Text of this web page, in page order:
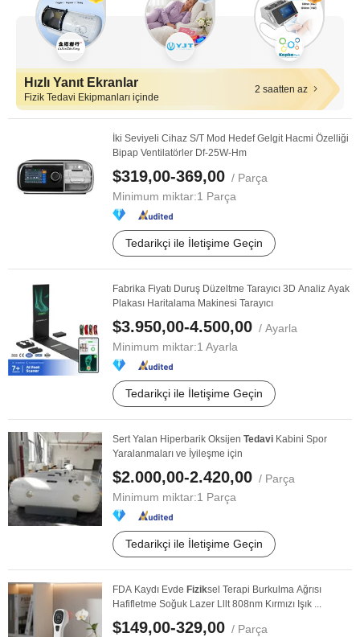
Hızlı Yanıt Ekranlar
Fizik Tedavi Ekipmanları içinde
2 saatten az
İki Seviyeli Cihaz S/T Mod Hedef Gelgit Hacmi Özelliği
Bipap Ventilatörler Df-25W-Hm
$319,00-369,00 / Parça
Minimum miktar:1 Parça
Tedarikçi ile İletişime Geçin
Fabrika Fiyatı Duruş Düzeltme Tarayıcı 3D Analiz Ayak
Plakası Haritalama Makinesi Tarayıcı
$3.950,00-4.500,00 / Ayarla
Minimum miktar:1 Ayarla
Tedarikçi ile İletişime Geçin
Sert Yalan Hiperbarik Oksijen Tedavi Kabini Spor
Yaralanmaları ve İyileşme için
$2.000,00-2.420,00 / Parça
Minimum miktar:1 Parça
Tedarikçi ile İletişime Geçin
FDA Kaydı Evde Fiziksel Terapi Burkulma Ağrısı
Hafifletme Soğuk Lazer Lllt 808nm Kırmızı Işık ...
$149,00-329,00 / Parça